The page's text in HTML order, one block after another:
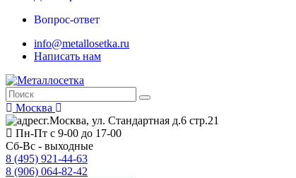
Вопрос-ответ
info@metallosetka.ru
Написать нам
Москва
г.Москва, ул. Стандартная д.6 стр.21
Пн-Пт с 9-00 до 17-00
Сб-Вс - выходные
8 (495) 921-44-63
8 (906) 064-82-42